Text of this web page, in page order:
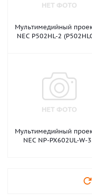
Мультимедийный
NEC P502HL-2
Мультимедийный
NEC NP-PX602UL-W-